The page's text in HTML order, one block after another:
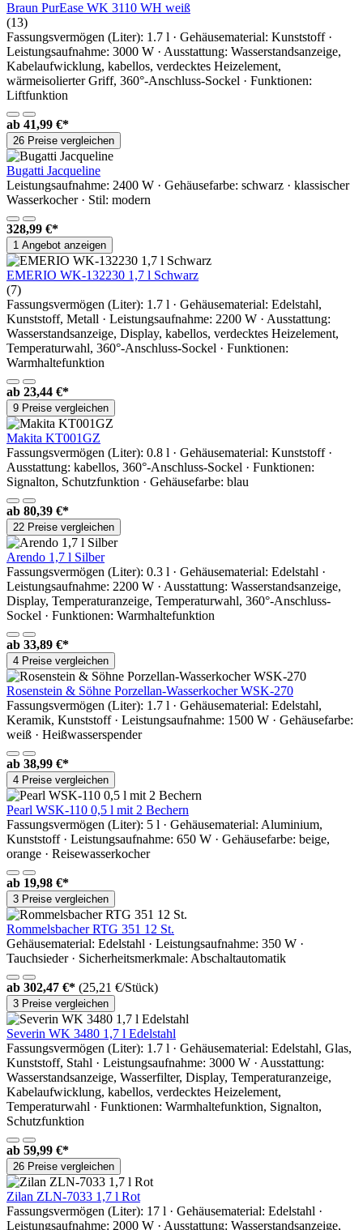
Braun PurEase WK 3110 WH weiß
(13)
Fassungsvermögen (Liter): 1.7 l · Gehäusematerial: Kunststoff ·
Leistungsaufnahme: 3000 W · Ausstattung: Wasserstandsanzeige,
Kabelaufwicklung, kabellos, verdecktes Heizelement,
wärmeisolierter Griff, 360°-Anschluss-Sockel · Funktionen:
Liftfunktion
ab 41,99 €*
26 Preise vergleichen
Bugatti Jacqueline
Leistungsaufnahme: 2400 W · Gehäusefarbe: schwarz · klassischer
Wasserkocher · Stil: modern
328,99 €*
1 Angebot anzeigen
EMERIO WK-132230 1,7 l Schwarz
(7)
Fassungsvermögen (Liter): 1.7 l · Gehäusematerial: Edelstahl,
Kunststoff, Metall · Leistungsaufnahme: 2200 W · Ausstattung:
Wasserstandsanzeige, Display, kabellos, verdecktes Heizelement,
Temperaturwahl, 360°-Anschluss-Sockel · Funktionen:
Warmhaltefunktion
ab 23,44 €*
9 Preise vergleichen
Makita KT001GZ
Fassungsvermögen (Liter): 0.8 l · Gehäusematerial: Kunststoff ·
Ausstattung: kabellos, 360°-Anschluss-Sockel · Funktionen:
Signalton, Schutzfunktion · Gehäusefarbe: blau
ab 80,39 €*
22 Preise vergleichen
Arendo 1,7 l Silber
Fassungsvermögen (Liter): 0.3 l · Gehäusematerial: Edelstahl ·
Leistungsaufnahme: 2200 W · Ausstattung: Wasserstandsanzeige,
Display, Temperaturanzeige, Temperaturwahl, 360°-Anschluss-
Sockel · Funktionen: Warmhaltefunktion
ab 33,89 €*
4 Preise vergleichen
Rosenstein & Söhne Porzellan-Wasserkocher WSK-270
Fassungsvermögen (Liter): 1.7 l · Gehäusematerial: Edelstahl,
Keramik, Kunststoff · Leistungsaufnahme: 1500 W · Gehäusefarbe:
weiß · Heißwasserspender
ab 38,99 €*
4 Preise vergleichen
Pearl WSK-110 0,5 l mit 2 Bechern
Fassungsvermögen (Liter): 5 l · Gehäusematerial: Aluminium,
Kunststoff · Leistungsaufnahme: 650 W · Gehäusefarbe: beige,
orange · Reisewasserkocher
ab 19,98 €*
3 Preise vergleichen
Rommelsbacher RTG 351 12 St.
Gehäusematerial: Edelstahl · Leistungsaufnahme: 350 W ·
Tauchsieder · Sicherheitsmerkmale: Abschaltautomatik
ab 302,47 €* (25,21 €/Stück)
3 Preise vergleichen
Severin WK 3480 1,7 l Edelstahl
Fassungsvermögen (Liter): 1.7 l · Gehäusematerial: Edelstahl, Glas,
Kunststoff, Stahl · Leistungsaufnahme: 3000 W · Ausstattung:
Wasserstandsanzeige, Wasserfilter, Display, Temperaturanzeige,
Kabelaufwicklung, kabellos, verdecktes Heizelement,
Temperaturwahl · Funktionen: Warmhaltefunktion, Signalton,
Schutzfunktion
ab 59,99 €*
26 Preise vergleichen
Zilan ZLN-7033 1,7 l Rot
Fassungsvermögen (Liter): 17 l · Gehäusematerial: Edelstahl ·
Leistungsaufnahme: 2000 W · Ausstattung: Wasserstandsanzeige,